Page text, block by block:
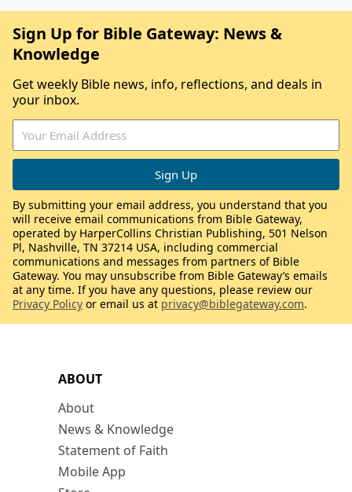
ABOUT
About
News & Knowledge
Statement of Faith
Mobile App
Sign Up for Bible Gateway: News &
Knowledge
Get weekly Bible news, info, reflections, and deals in
your inbox.
By submitting your email address, you understand that you
will receive email communications from Bible Gateway,
operated by HarperCollins Christian Publishing, 501 Nelson
Pl, Nashville, TN 37214 USA, including commercial
communications and messages from partners of Bible
Gateway. You may unsubscribe from Bible Gateway’s emails
at any time. If you have any questions, please review our
Privacy Policy or email us at privacy@biblegateway.com.